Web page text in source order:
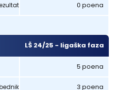
0 poena
LŠ 24/25 - ligaška faza
5 poena
3 poena